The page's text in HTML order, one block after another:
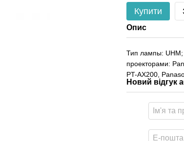
Купити
Опис
Тип лампы:
проекторами:
PT-AX200,
Новий відгук